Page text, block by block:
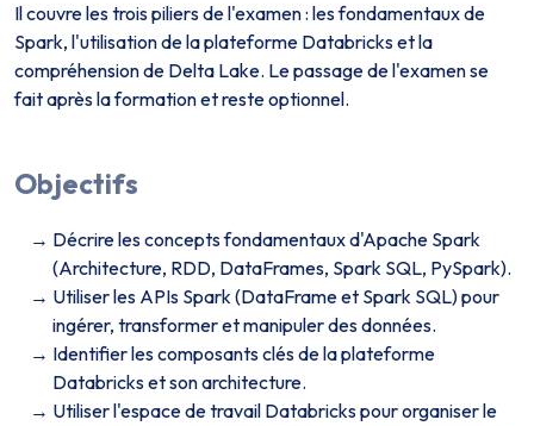
Il couvre les trois piliers de l'examen : les fondamentaux de
Spark, l'utilisation de la plateforme Databricks et la
compréhension de Delta Lake. Le passage de l'examen se
fait après la formation et reste optionnel.
Objectifs
Décrire les concepts fondamentaux d'Apache Spark
(Architecture, RDD, DataFrames, Spark SQL, PySpark).
Utiliser les APIs Spark (DataFrame et Spark SQL) pour
ingérer, transformer et manipuler des données.
Identifier les composants clés de la plateforme
Databricks et son architecture.
Utiliser l'espace de travail Databricks pour organiser le